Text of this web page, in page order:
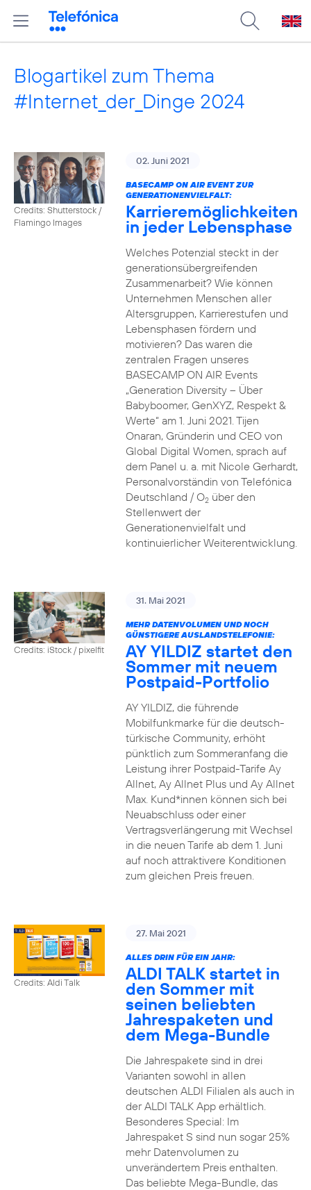
Blogartikel zum Thema
#Internet_der_Dinge 2024
Credits: Shutterstock /
Flamingo Images
02. Juni 2021
BASECAMP ON AIR EVENT ZUR
GENERATIONENVIELFALT:
Karrieremöglichkeiten
in jeder Lebensphase
Welches Potenzial steckt in der
generationsübergreifenden
Zusammenarbeit? Wie können
Unternehmen Menschen aller
Altersgruppen, Karrierestufen und
Lebensphasen fördern und
motivieren? Das waren die
zentralen Fragen unseres
BASECAMP ON AIR Events
„Generation Diversity – Über
Babyboomer, GenXYZ, Respekt &
Werte“ am 1. Juni 2021. Tijen
Onaran, Gründerin und CEO von
Global Digital Women, sprach auf
dem Panel u. a. mit Nicole Gerhardt,
Personalvorständin von Telefónica
Deutschland / O2über den
Stellenwert der
Generationenvielfalt und
kontinuierlicher Weiterentwicklung.
Credits: iStock / pixelfit
31. Mai 2021
MEHR DATENVOLUMEN UND NOCH
GÜNSTIGERE AUSLANDSTELEFONIE:
AY YILDIZ startet den
Sommer mit neuem
Postpaid-Portfolio
AY YILDIZ, die führende
Mobilfunkmarke für die deutsch-
türkische Community, erhöht
pünktlich zum Sommeranfang die
Leistung ihrer Postpaid-Tarife Ay
Allnet, Ay Allnet Plus und Ay Allnet
Max. Kund*innen können sich bei
Neuabschluss oder einer
Vertragsverlängerung mit Wechsel
in die neuen Tarife ab dem 1. Juni
auf noch attraktivere Konditionen
zum gleichen Preis freuen.
Credits: Aldi Talk
27. Mai 2021
ALLES DRIN FÜR EIN JAHR:
ALDI TALK startet in
den Sommer mit
seinen beliebten
Jahrespaketen und
dem Mega-Bundle
Die Jahrespakete sind in drei
Varianten sowohl in allen
deutschen ALDI Filialen als auch in
der ALDI TALK App erhältlich.
Besonderes Special: Im
Jahrespaket S sind nun sogar 25%
mehr Datenvolumen zu
unverändertem Preis enthalten.
Das beliebte Mega-Bundle, das